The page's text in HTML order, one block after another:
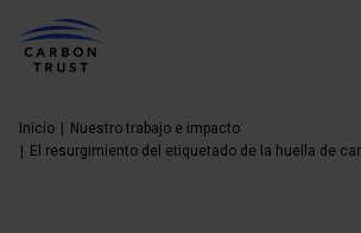
Inicio
Nuestro trabajo e impacto
El resurgimiento del etiquetado de la huella de